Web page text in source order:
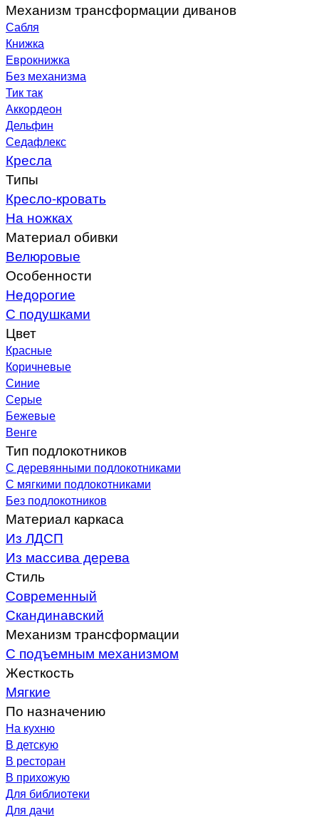
Механизм трансформации диванов
Сабля
Книжка
Еврокнижка
Без механизма
Тик так
Аккордеон
Дельфин
Седафлекс
Кресла
Типы
Кресло-кровать
На ножках
Материал обивки
Велюровые
Особенности
Недорогие
С подушками
Цвет
Красные
Коричневые
Синие
Серые
Бежевые
Венге
Тип подлокотников
С деревянными подлокотниками
С мягкими подлокотниками
Без подлокотников
Материал каркаса
Из ЛДСП
Из массива дерева
Стиль
Современный
Скандинавский
Механизм трансформации
С подъемным механизмом
Жесткость
Мягкие
По назначению
На кухню
В детскую
В ресторан
В прихожую
Для библиотеки
Для дачи